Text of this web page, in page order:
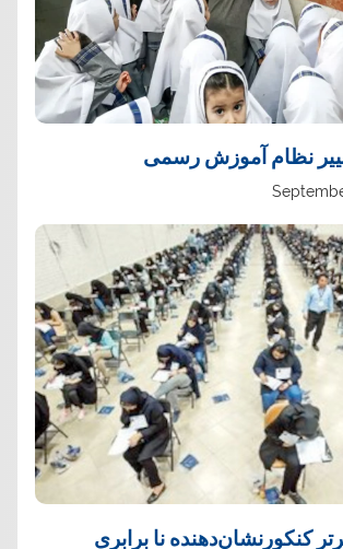
نظام آموزش رسمی
کنکورنشان‌دهنده نا برابری